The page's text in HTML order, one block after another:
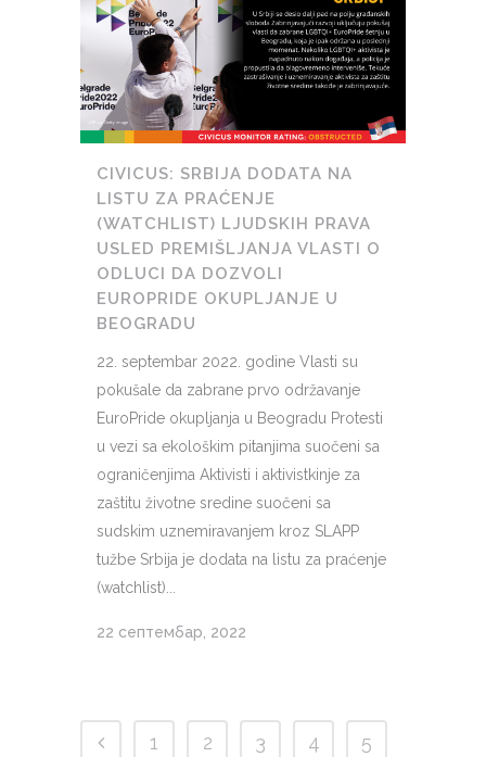
CIVICUS: SRBIJA DODATA NA
LISTU ZA PRAĆENJE
(WATCHLIST) LJUDSKIH PRAVA
USLED PREMIŠLJANJA VLASTI O
ODLUCI DA DOZVOLI
EUROPRIDE OKUPLJANJE U
BEOGRADU
22. septembar 2022. godine Vlasti su
pokušale da zabrane prvo održavanje
EuroPride okupljanja u Beogradu Protesti
u vezi sa ekološkim pitanjima suočeni sa
ograničenjima Aktivisti i aktivistkinje za
zaštitu životne sredine suočeni sa
sudskim uznemiravanjem kroz SLAPP
tužbe Srbija je dodata na listu za praćenje
(watchlist)...
22 септембар, 2022
1 2 3 4
5